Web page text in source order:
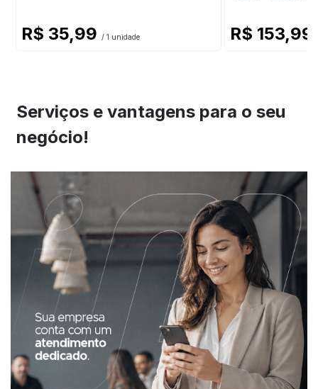
R$ 35,99 / 1 unidade R$ 153,99
Serviços e vantagens para o seu
negócio!